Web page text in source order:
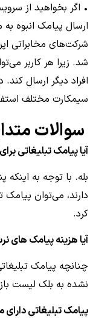
• اگر بخواهید از
ارسال پیامک انبوه
شرکت‌های مخابراتی
شد. زیرا هر کاربر
افراد دیگر ارسال
سیمکارت مختلف
سوالات
آیا پیامک تبلیغاتی
بله. با توجه به اینکه
دارند، می‌توان پیامک
کرد.
آیا هزینه‌ پیامک های
چنانچه پیامک
نشده به بلک لیست
پیامک تبلیغاتی